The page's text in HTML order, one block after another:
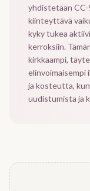
yhdistetään CC-
kiinteyttävä
kyky tukea
kerroksiin.
kirkkaampi,
elinvoimaisempi
ja kosteutta,
uudistumista ja